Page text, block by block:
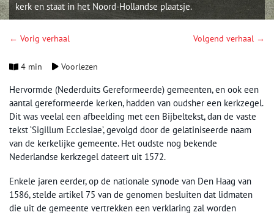
kerk en staat in het Noord-Hollandse plaatsje.
← Vorig verhaal Volgend verhaal →
4 min Voorlezen
Hervormde (Nederduits Gereformeerde) gemeenten, en ook een
aantal gereformeerde kerken, hadden van oudsher een kerkzegel.
Dit was veelal een afbeelding met een Bijbeltekst, dan de vaste
tekst ‘Sigillum Ecclesiae’, gevolgd door de gelatiniseerde naam
van de kerkelijke gemeente. Het oudste nog bekende
Nederlandse kerkzegel dateert uit 1572.
Enkele jaren eerder, op de nationale synode van Den Haag van
1586, stelde artikel 75 van de genomen besluiten dat lidmaten
die uit de gemeente vertrekken een verklaring zal worden